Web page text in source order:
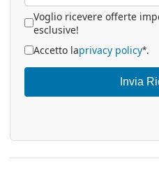
Voglio ricevere offerte
esclusive!
Accetto laprivacy policy*.
Invia